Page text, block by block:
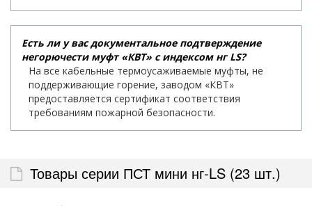
Есть ли у вас документальное подтверждение
негорючести муфт «КВТ» с индексом нг LS?
На все кабельные термоусаживаемые муфты, не
поддерживающие горение, заводом «КВТ»
предоставляется сертификат соответствия
требованиям пожарной безопасности.
Товары серии ПСТ мини нг-LS (23 шт.)